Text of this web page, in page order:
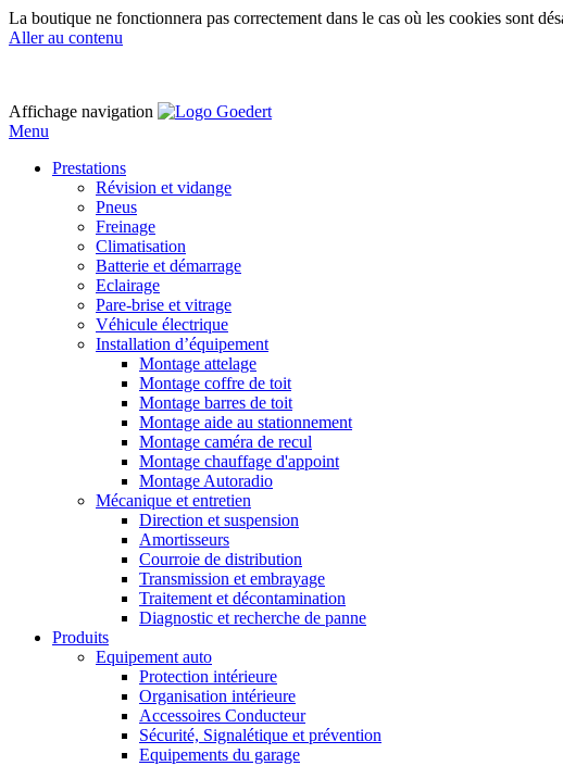
La boutique ne fonctionnera pas correctement dans le cas où les cookies sont
Aller au contenu
Affichage navigation
Menu
Prestations
Révision et vidange
Pneus
Freinage
Climatisation
Batterie et démarrage
Eclairage
Pare-brise et vitrage
Véhicule électrique
Installation d’équipement
Montage attelage
Montage coffre de toit
Montage barres de toit
Montage aide au stationnement
Montage caméra de recul
Montage chauffage d'appoint
Montage Autoradio
Mécanique et entretien
Direction et suspension
Amortisseurs
Courroie de distribution
Transmission et embrayage
Traitement et décontamination
Diagnostic et recherche de panne
Produits
Equipement auto
Protection intérieure
Organisation intérieure
Accessoires Conducteur
Sécurité, Signalétique et prévention
Equipements du garage